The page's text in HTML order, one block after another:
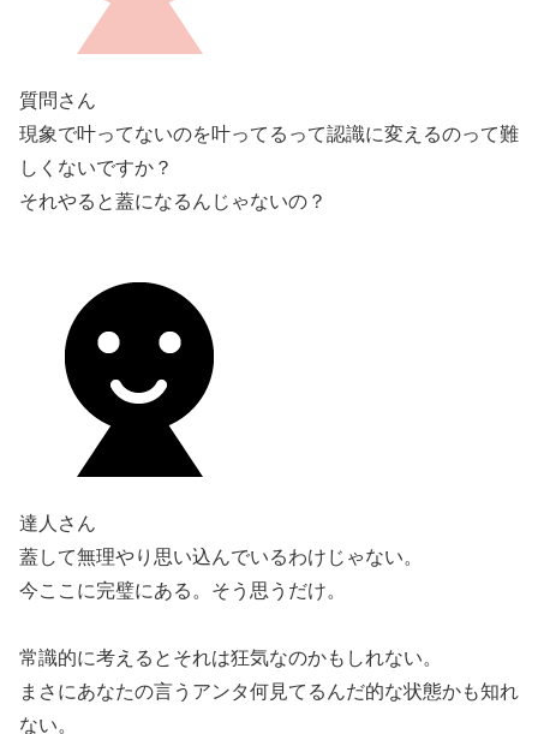
質問さん
現象で叶ってないのを叶ってるって認識に変えるのって難
しくないですか？
それやると蓋になるんじゃないの？
達人さん
蓋して無理やり思い込んでいるわけじゃない。
今ここに完璧にある。そう思うだけ。
常識的に考えるとそれは狂気なのかもしれない。
まさにあなたの言うアンタ何見てるんだ的な状態かも知れ
ない。